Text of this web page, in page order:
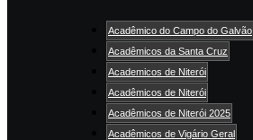
Acadêmico do Campo do Galvão
Acadêmicos da Santa Cruz
Academicos de Niterói
Acadêmicos de Niterói
Acadêmicos de Niterói 2025
Acadêmicos de Vigário Geral